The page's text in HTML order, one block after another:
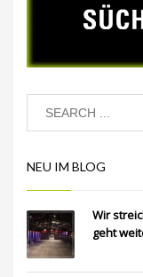
NEU IM BLOG
Wir
geht